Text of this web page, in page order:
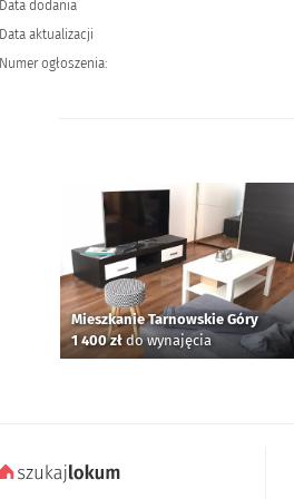
Data dodania
Data aktualizacji
Numer ogłoszenia:
Mieszkanie Tarnowskie Góry
1 400 zł do wynajęcia